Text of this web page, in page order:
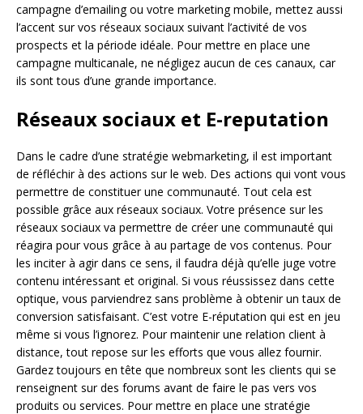
campagne d’emailing ou votre marketing mobile, mettez aussi
l’accent sur vos réseaux sociaux suivant l’activité de vos
prospects et la période idéale. Pour mettre en place une
campagne multicanale, ne négligez aucun de ces canaux, car
ils sont tous d’une grande importance.
Réseaux sociaux et E-reputation
Dans le cadre d’une stratégie webmarketing, il est important
de réfléchir à des actions sur le web. Des actions qui vont vous
permettre de constituer une communauté. Tout cela est
possible grâce aux réseaux sociaux. Votre présence sur les
réseaux sociaux va permettre de créer une communauté qui
réagira pour vous grâce à au partage de vos contenus. Pour
les inciter à agir dans ce sens, il faudra déjà qu’elle juge votre
contenu intéressant et original. Si vous réussissez dans cette
optique, vous parviendrez sans problème à obtenir un taux de
conversion satisfaisant. C’est votre E-réputation qui est en jeu
même si vous l’ignorez. Pour maintenir une relation client à
distance, tout repose sur les efforts que vous allez fournir.
Gardez toujours en tête que nombreux sont les clients qui se
renseignent sur des forums avant de faire le pas vers vos
produits ou services. Pour mettre en place une stratégie